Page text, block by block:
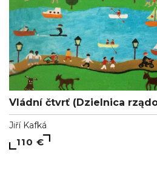
Vládní čtvrť (Dzielnica
Jiří Kafká
110 €